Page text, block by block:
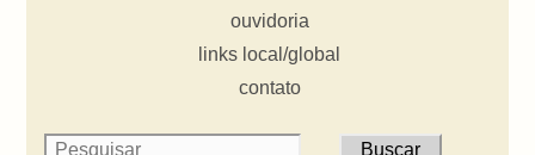
ouvidoria
links local/global
contato